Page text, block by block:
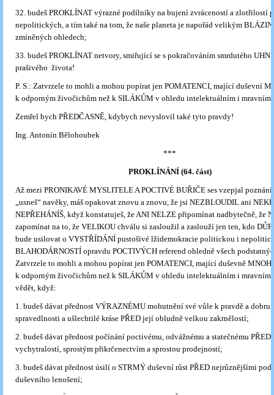
32. budeš PROKLÍNAT výrazné podílníky na bujení zvráceností a zlotřilostí
nepolitických, a tím také na tom, že naše planeta je napořád velikým
zmíněných ohledech;
33. budeš PROKLÍNAT netvory, smiřující se s pokračováním smrdutého
prašivého života!
P. S.: Zatvrzele to mohli a mohou popírat jen POMATENCI, mající duševní
k odporným živočichům než k SILÁKŮM v ohledu intelektuálním i mravním!
Zemřel bych PŘEDČASNĚ, kdybych nevyslovil také tyto pravdy!
Ing. Antonín Bělohoubek
***
PROKLÍNÁNÍ (64. část)
Až mezi PRONIKAVÉ MYSLITELE A POCTIVÉ BUŘIČE ses vzepjal
„usneš“ navěky, máš opakovat znovu a znovu, že jsi NEZBLOUDIL ani
NEPŘEHÁNÍŠ, když konstatuješ, že ANI NELZE připomínat nadbytečně, že
zapomínat na to, že VELIKOU chválu si zasloužil a zaslouží jen ten, kdo
bude usilovat o VYSTŘÍDÁNÍ pustošivé lžidemokracie politickou i
BLAHODÁRNOSTÍ opravdu POCTIVÝCH referend ohledně všech
Zatvrzele to mohli a mohou popírat jen POMATENCI, mající duševně
k odporným živočichům než k SILÁKŮM v ohledu intelektuálním i
vědět, když:
1. budeš dávat přednost VÝRAZNÉMU mohutnění své vůle k pravdě a dobru,
spravedlnosti a ušlechtilé kráse PŘED její obludně velkou zakrnělostí;
2. budeš dávat přednost počínání poctivému, odvážnému a statečnému PŘED
vychytralostí, sprostým přikrčenectvím a sprostou prodejností;
3. budeš dávat přednost úsilí o STRMÝ duševní růst PŘED nejrůznějšími
duševního lenošení;